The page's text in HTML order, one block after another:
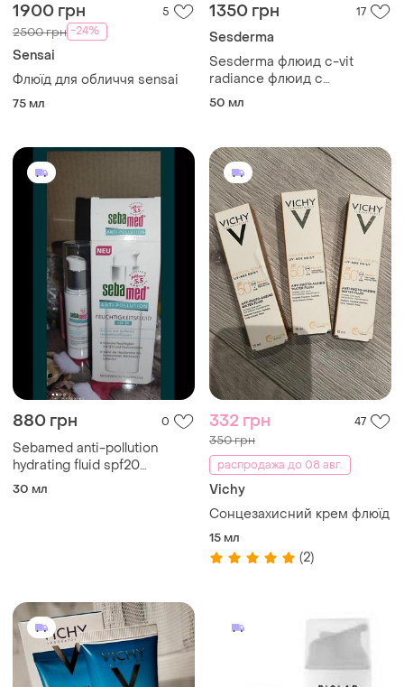
1900 грн 5
2500 грн -24%
Sensai
Флюїд для обличчя sensai
75 мл
1350 грн 17
Sesderma
Sesderma флюид c-vit
radiance флюид с
эффектом выравнивания
50 мл
880 грн 0
Sebamed anti-pollution
hydrating fluid spf20
увлажняющий защитный
30 мл
332 грн 47
350 грн
распродажа до 08 авг.
Vichy
Сонцезахисний крем флюїд
15 мл
(2)